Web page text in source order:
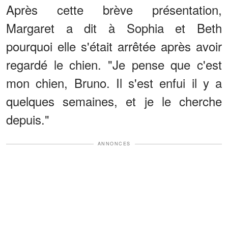
Après cette brève présentation,
Margaret a dit à Sophia et Beth
pourquoi elle s'était arrêtée après avoir
regardé le chien. "Je pense que c'est
mon chien, Bruno. Il s'est enfui il y a
quelques semaines, et je le cherche
depuis."
ANNONCES